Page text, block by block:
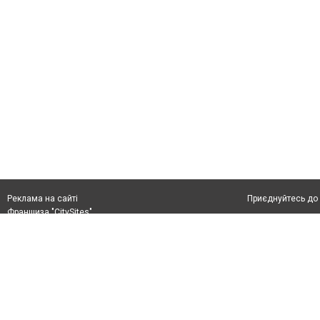
Реклама на сайті
Франшиза "CitySites"
Приєднуйтесь до